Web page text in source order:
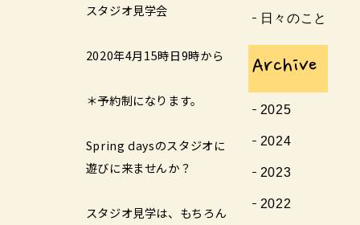
スタジオ見学会
2020年4月15時日9時から
＊予約制になります。
Spring daysのスタジオに
遊びに来ませんか？
スタジオ見学は、もちろん
日々のこと
Archive
2025
2024
2023
2022